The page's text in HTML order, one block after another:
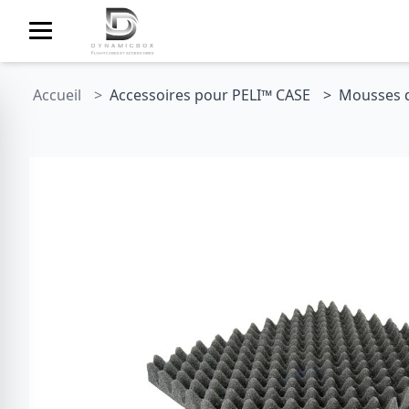
Accueil Accessoires pour PELI™ CASE Mousses